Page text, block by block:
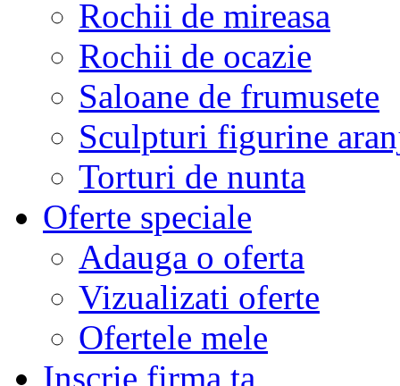
Rochii de mireasa
Rochii de ocazie
Saloane de frumusete
Sculpturi figurine
Torturi de nunta
Oferte speciale
Adauga o oferta
Vizualizati oferte
Ofertele mele
Inscrie firma ta